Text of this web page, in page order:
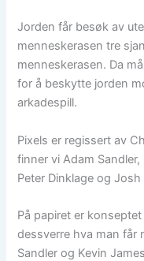
Jorden får besøk av
menneskerasen tre
menneskerasen. Da
for å beskytte jorden
arkadespill.
Pixels er regissert av
finner vi Adam
Peter Dinklage og Josh
På papiret er
dessverre hva man får
Sandler og Kevin